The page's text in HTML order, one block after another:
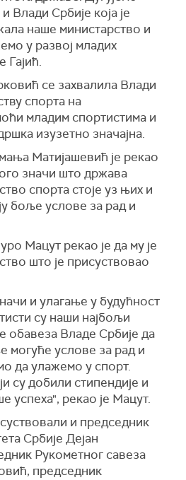
Влади Србије која је
наше министарство и
у развој младих
Гајић.
се захвалила Влади
спорта на
младим спортистима и
изузетно значајна.
Матијашевић је рекао
значи што држава
спорта стоје уз њих и
боље услове за рад и
Мацут рекао је да му је
што је присуствовао
и улагање у будућност
су наши најбољи
обавеза Владе Србије да
могуће услове за рад и
да улажемо у спорт.
су добили стипендије и
успеха", рекао је Мацут.
и председник
Србије Дејан
Рукометног савеза
председник